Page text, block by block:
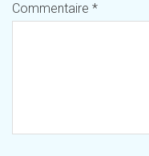
Commentaire *